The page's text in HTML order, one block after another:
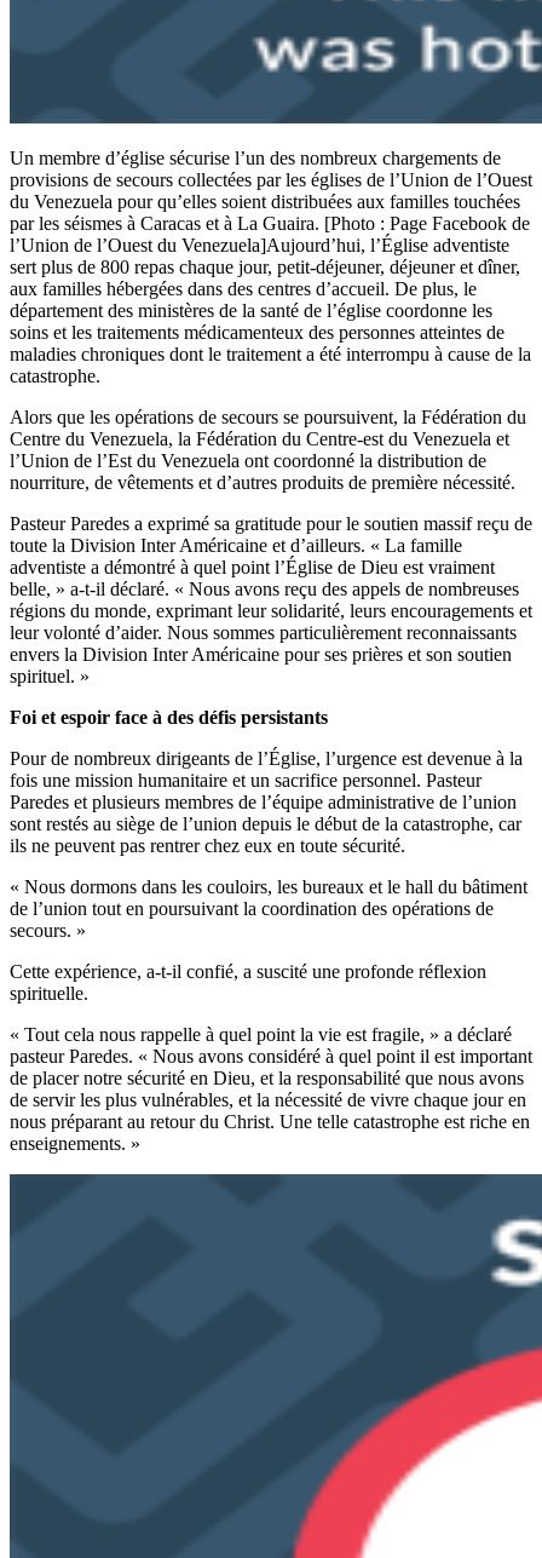
Un membre d’église sécurise l’un des nombreux chargements de
provisions de secours collectées par les églises de l’Union de l’Ouest
du Venezuela pour qu’elles soient distribuées aux familles touchées
par les séismes à Caracas et à La Guaira. [Photo : Page Facebook de
l’Union de l’Ouest du Venezuela]Aujourd’hui, l’Église adventiste
sert plus de 800 repas chaque jour, petit-déjeuner, déjeuner et dîner,
aux familles hébergées dans des centres d’accueil. De plus, le
département des ministères de la santé de l’église coordonne les
soins et les traitements médicamenteux des personnes atteintes de
maladies chroniques dont le traitement a été interrompu à cause de la
catastrophe.
Alors que les opérations de secours se poursuivent, la Fédération du
Centre du Venezuela, la Fédération du Centre-est du Venezuela et
l’Union de l’Est du Venezuela ont coordonné la distribution de
nourriture, de vêtements et d’autres produits de première nécessité.
Pasteur Paredes a exprimé sa gratitude pour le soutien massif reçu de
toute la Division Inter Américaine et d’ailleurs. « La famille
adventiste a démontré à quel point l’Église de Dieu est vraiment
belle, » a-t-il déclaré. « Nous avons reçu des appels de nombreuses
régions du monde, exprimant leur solidarité, leurs encouragements et
leur volonté d’aider. Nous sommes particulièrement reconnaissants
envers la Division Inter Américaine pour ses prières et son soutien
spirituel. »
Foi et espoir face à des défis persistants
Pour de nombreux dirigeants de l’Église, l’urgence est devenue à la
fois une mission humanitaire et un sacrifice personnel. Pasteur
Paredes et plusieurs membres de l’équipe administrative de l’union
sont restés au siège de l’union depuis le début de la catastrophe, car
ils ne peuvent pas rentrer chez eux en toute sécurité.
« Nous dormons dans les couloirs, les bureaux et le hall du bâtiment
de l’union tout en poursuivant la coordination des opérations de
secours. »
Cette expérience, a-t-il confié, a suscité une profonde réflexion
spirituelle.
« Tout cela nous rappelle à quel point la vie est fragile, » a déclaré
pasteur Paredes. « Nous avons considéré à quel point il est important
de placer notre sécurité en Dieu, et la responsabilité que nous avons
de servir les plus vulnérables, et la nécessité de vivre chaque jour en
nous préparant au retour du Christ. Une telle catastrophe est riche en
enseignements. »